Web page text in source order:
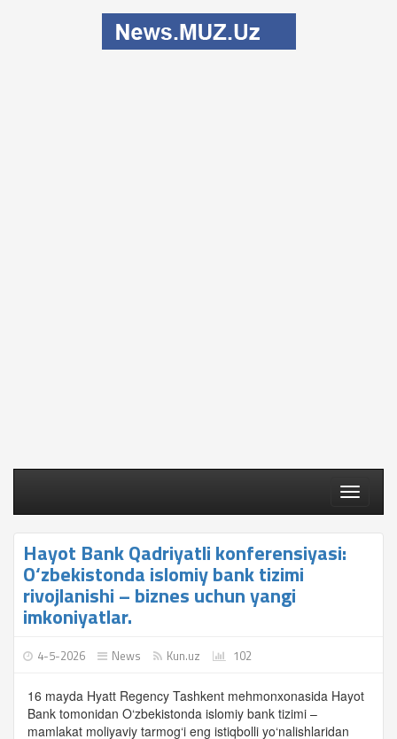
Toggle
Hayot Bank Qadriyatli konferensiyasi:
O‘zbekistonda islomiy bank tizimi
rivojlanishi – biznes uchun yangi
imkoniyatlar.
4-5-2026 News Kun.uz 102
16 mayda Hyatt Regency Tashkent mehmonxonasida Hayot
Bank tomonidan O‘zbekistonda islomiy bank tizimi –
mamlakat moliyaviy tarmog‘i eng istiqbolli yo‘nalishlaridan